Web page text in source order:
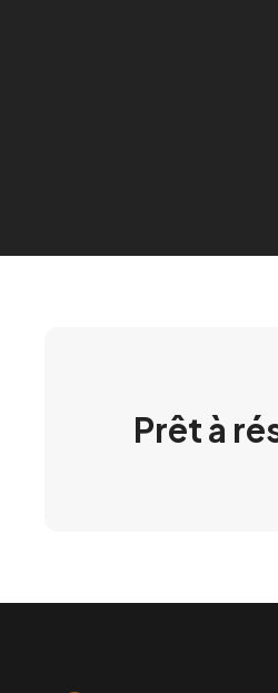
Prêt à